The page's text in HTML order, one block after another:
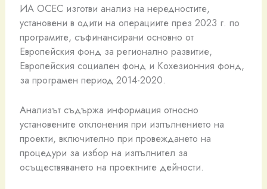
ИА ОСЕС изготви анализ на нередностите,
установени в одити на операциите през 2023 г. по
програмите, съфинансирани основно от
Европейския фонд за регионално развитие,
Европейския социален фонд и Кохезионния фонд,
за програмен период 2014-2020.
Анализът съдържа информация относно
установените отклонения при изпълнението на
проекти, включително при провеждането на
процедури за избор на изпълнител за
осъществяването на проектните дейности.